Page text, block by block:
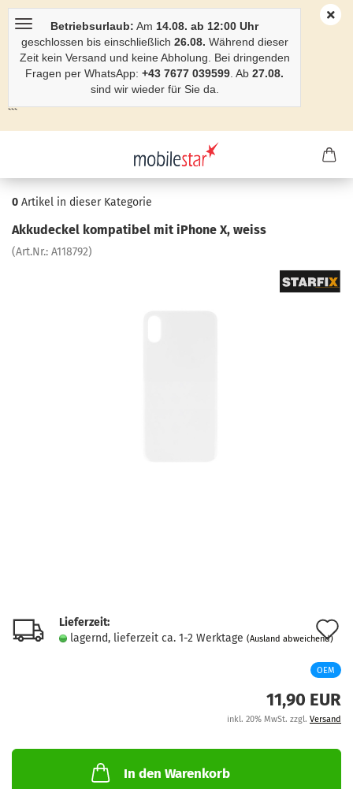
Betriebsurlaub: Am 14.08. ab 12:00 Uhr
geschlossen bis einschließlich 26.08. Während dieser
Zeit kein Versand und keine Abholung. Bei dringenden
Fragen per WhatsApp: +43 7677 039599 . Ab 27.08.
sind wir wieder für Sie da.
```
0 Artikel in dieser Kategorie
Ak­ku­de­ckel kom­pa­ti­bel mit iPho­ne X, weiss
(Art.Nr.: A118792)
Lieferzeit:
lagernd, lieferzeit ca. 1-2 Werktage (Ausland abweichend)
OEM
11,90 EUR
inkl. 20% MwSt. zzgl. Versand
In den Warenkorb